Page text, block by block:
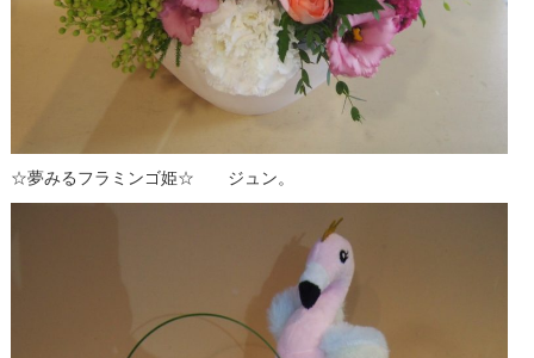
☆夢みるフラミンゴ姫☆ ジュン。